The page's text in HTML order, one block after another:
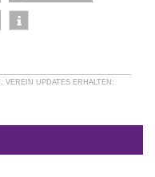
, VEREIN UPDATES ERHALTEN: